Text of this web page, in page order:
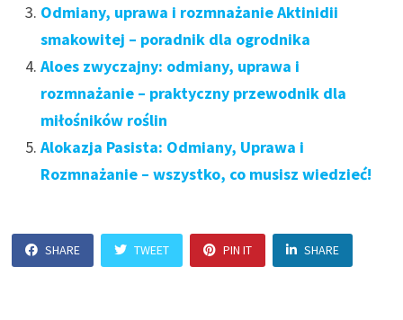
Odmiany, uprawa i rozmnażanie Aktinidii
smakowitej – poradnik dla ogrodnika
Aloes zwyczajny: odmiany, uprawa i
rozmnażanie – praktyczny przewodnik dla
miłośników roślin
Alokazja Pasista: Odmiany, Uprawa i
Rozmnażanie – wszystko, co musisz wiedzieć!
SHARE TWEET PIN IT SHARE